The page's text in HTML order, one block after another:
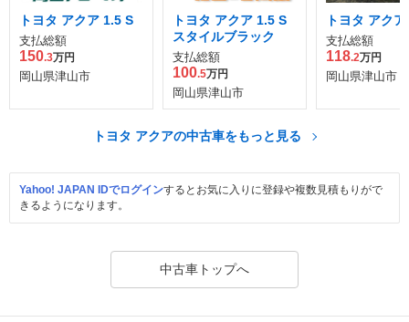
トヨタ アクア 1.5 S
支払総額
150.3万円
岡山県津山市
トヨタ アクア 1.5 S
スタイルブラック
支払総額
100.5万円
岡山県津山市
トヨタ アク
支払総額
118.2万円
岡山県津山市
トヨタ アクアの中古車をもっと見る
Yahoo! JAPAN IDでログインするとお気に入りに登録や複数見積もりがで
きるようになります。
中古車トップへ